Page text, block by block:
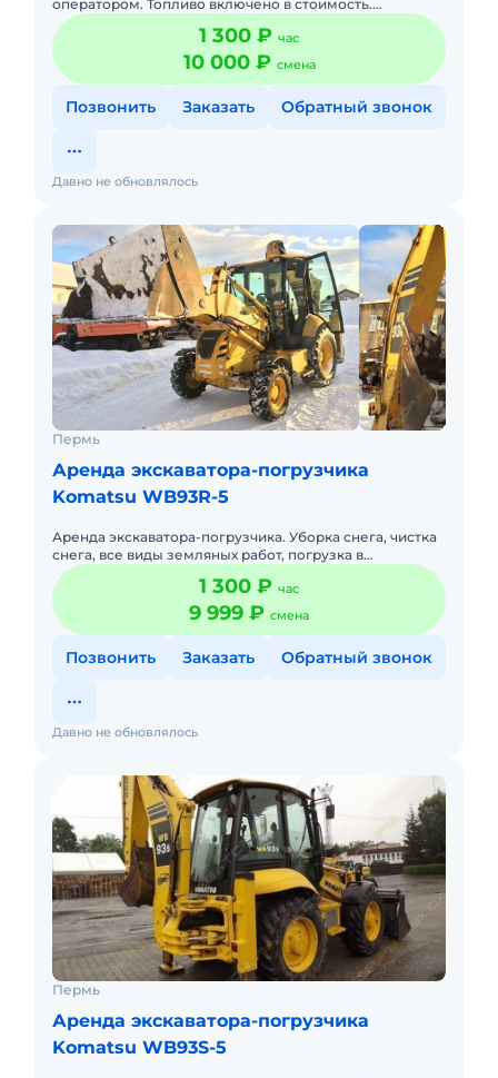
оператором. Топливо включено в стоимость.
Долгосрочная аренда. Краткосрочная аренда. Сейчас
свободна.
1 300 ₽ час
10 000 ₽ смена
Позвонить Заказать Обратный звонок
Давно не обновлялось
Пермь
Аренда экскаватора-погрузчика
Komatsu WB93R-5
Аренда экскаватора-погрузчика. Уборка снега, чистка
снега, все виды земляных работ, погрузка в
самосвалы, планировка и благоустройство
территории, корчевание пн
1 300 ₽ час
9 999 ₽ смена
Позвонить Заказать Обратный звонок
Давно не обновлялось
Пермь
Аренда экскаватора-погрузчика
Komatsu WB93S-5